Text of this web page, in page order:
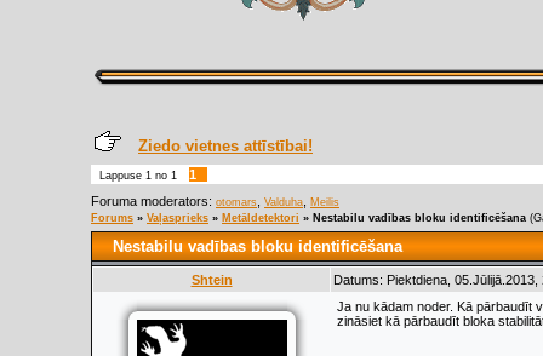
Ziedo vietnes attīstībai!
Lappuse 1 no 1
1
Foruma moderators: otomars Valduha
Meilis
Forums » Vaļasprieks » Metāldetektori » Nestabilu vadības bloku identificēšana
Nestabilu vadības bloku identificēšana
Shtein Datums: Piektdiena,
Ja nu kādam noder. Kā pārbaudīt
zināsiet kā pārbaudīt bloka